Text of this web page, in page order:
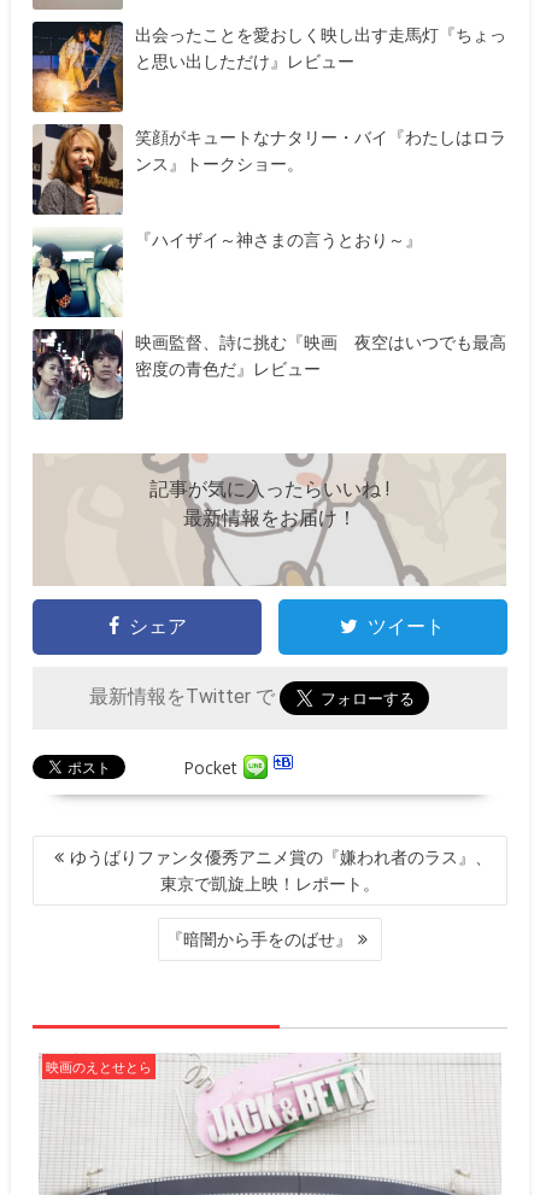
出会ったことを愛おしく映し出す走馬灯『ちょっ
と思い出しただけ』レビュー
笑顔がキュートなナタリー・バイ『わたしはロラ
ンス』トークショー。
『ハイザイ～神さまの言うとおり～』
映画監督、詩に挑む『映画 夜空はいつでも最高
密度の青色だ』レビュー
記事が気に入ったらいいね !
最新情報をお届け！
シェア ツイート
最新情報をTwitter で
Pocket
投
ナ
ョ
ン
ゆうばりファンタ優秀アニメ賞の『嫌われ者のラス』、
東京で凱旋上映！レポート。
『暗闇から手をのばせ』
映画のえとせとら